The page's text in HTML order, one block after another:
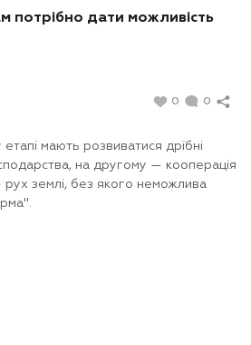
потрібно дати можливість
0 0
мають розвиватися дрібні
на другому — кооперація
рух землі, без якого неможлива